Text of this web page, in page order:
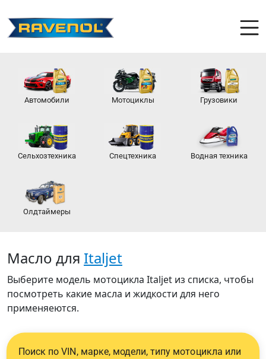
Автомобили Мотоциклы Грузовики
Сельхозтехника Спецтехника Водная техника
Олдтаймеры
Масло для Italjet
Выберите модель мотоцикла Italjet из списка, чтобы
посмотреть какие масла и жидкости для него
применяеются.
Поиск по VIN, марке, модели, типу мотоцикла или